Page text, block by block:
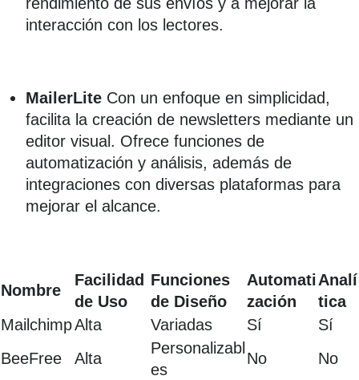
interacción con los lectores.
MailerLite Con un enfoque en simplicidad,
facilita la creación de newsletters mediante un
editor visual. Ofrece funciones de
automatización y análisis, además de
integraciones con diversas plataformas para
mejorar el alcance.
Nombre
Facilidad
de Uso
Funciones
de Diseño
Automati
zación
Analí
tica
MailchimpAlta Variadas Sí
Sí
BeeFree
Alta
Personalizabl
es
No
No